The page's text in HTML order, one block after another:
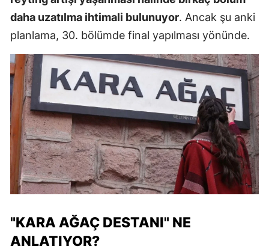
daha uzatılma ihtimali bulunuyor. Ancak şu anki
planlama, 30. bölümde final yapılması yönünde.
"KARA AĞAÇ DESTANI" NE
ANLATIYOR?